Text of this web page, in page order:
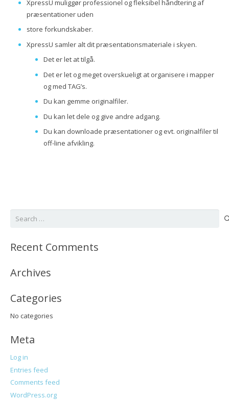
XpressU muliggør professionel og fleksibel håndtering af
præsentationer uden
store forkundskaber.
XpressU samler alt dit præsentationsmateriale i skyen.
Det er let at tilgå.
Det er let og meget overskueligt at organisere i mapper
og med TAG’s.
Du kan gemme originalfiler.
Du kan let dele og give andre adgang.
Du kan downloade præsentationer og evt. originalfiler til
off-line afvikling.
Search
Recent Comments
Archives
Categories
No categories
Meta
Log in
Entries feed
Comments feed
WordPress.org